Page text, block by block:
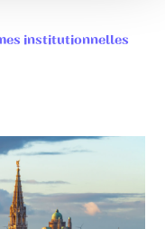
institutionnelles